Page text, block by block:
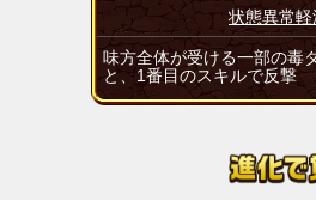
状態異常軽
味方全体が受ける一部の毒
と、1番目のスキルで反撃